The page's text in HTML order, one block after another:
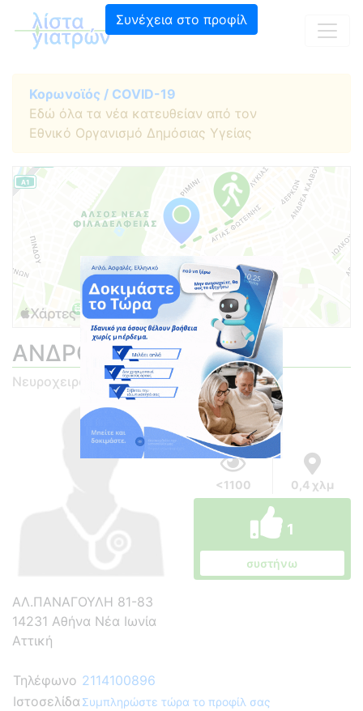
Συνέχεια στο προφίλ
Κορωνοϊός / COVID-19
Εδώ όλα τα νέα κατευθείαν από τον
Εθνικό Οργανισμό Δημόσιας Υγείας
ΑΝΔΡΟΥΛΗΣ ΑΝΤΩΝΙΟΣ
Νευροχειρουργός
<1100 0,4 χλμ
1
συστήνω
ΑΛ.ΠΑΝΑΓΟΥΛΗ 81-83
14231 Αθήνα Νέα Ιωνία
Αττική
Τηλέφωνο 2114100896
Ιστοσελίδα Συμπληρώστε τώρα το προφίλ σας